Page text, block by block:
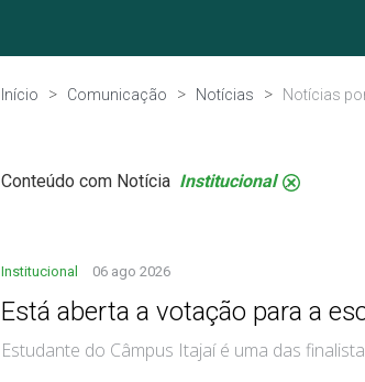
Início Comunicação Notícias Notícias
Conteúdo com Notícia Institucional .
Institucional 06 ago 2026
Está aberta a votação para a
Estudante do Câmpus Itajaí é uma das